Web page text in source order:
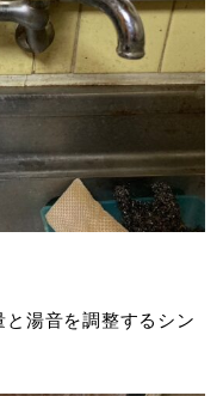
湯音を調整するシン